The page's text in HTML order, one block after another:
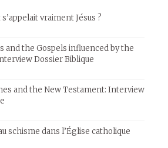
vraiment Jésus ?
and the Gospels influenced by the
Dossier Biblique
and the New Testament: Interview
schisme dans l’Église catholique